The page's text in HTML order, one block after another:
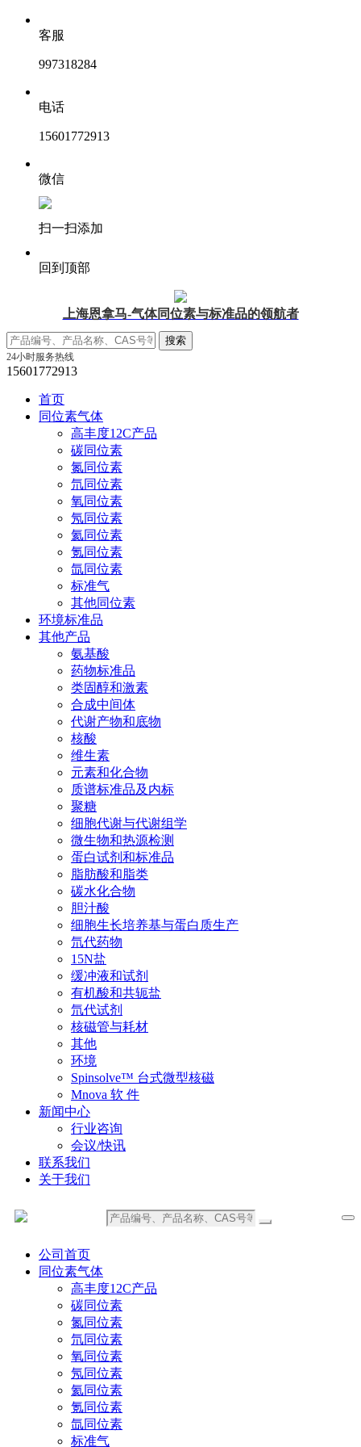
客服
997318284
电话
15601772913
微信
扫一扫添加
回到顶部
上海恩拿马-气体同位素与标准品的领航者
24小时服务热线
15601772913
首页
同位素气体
高丰度12C产品
碳同位素
氮同位素
氘同位素
氧同位素
氖同位素
氦同位素
氪同位素
氙同位素
标准气
其他同位素
环境标准品
其他产品
氨基酸
药物标准品
类固醇和激素
合成中间体
代谢产物和底物
核酸
维生素
元素和化合物
质谱标准品及内标
聚糖
细胞代谢与代谢组学
微生物和热源检测
蛋白试剂和标准品
脂肪酸和脂类
碳水化合物
胆汁酸
细胞生长培养基与蛋白质生产
氘代药物
15N盐
缓冲液和试剂
有机酸和共轭盐
氘代试剂
核磁管与耗材
其他
环境
Spinsolve™ 台式微型核磁
Mnova 软 件
新闻中心
行业咨询
会议/快讯
联系我们
关于我们
公司首页
同位素气体
高丰度12C产品
碳同位素
氮同位素
氘同位素
氧同位素
氖同位素
氦同位素
氪同位素
氙同位素
标准气